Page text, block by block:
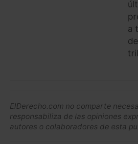
a
ElDerecho.com no comparte
responsabiliza de las opiniones
autores o colaboradores de esta